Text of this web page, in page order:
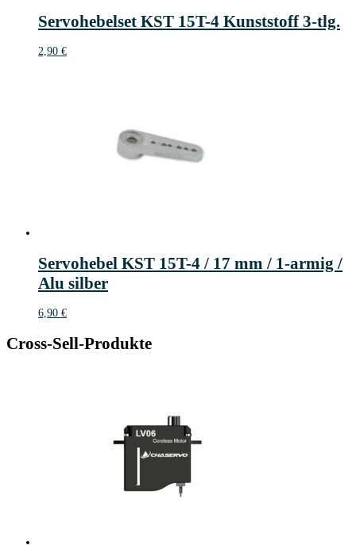
Servohebelset KST 15T-4 Kunststoff 3-tlg.
2,90 €
Servohebel KST 15T-4 / 17 mm / 1-armig /
Alu silber
6,90 €
Cross-Sell-Produkte